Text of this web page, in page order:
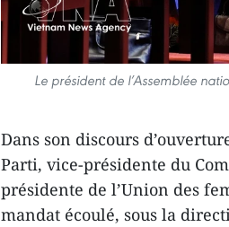
Le président de l’Assemblée
Dans son discours
Parti, vice-présidente du
présidente de l’Union des
mandat écoulé, sous la